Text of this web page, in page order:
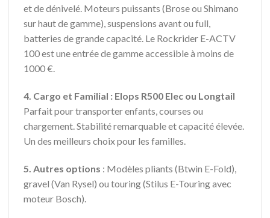
et de dénivelé. Moteurs puissants (Brose ou Shimano
sur haut de gamme), suspensions avant ou full,
batteries de grande capacité. Le Rockrider E-ACTV
100 est une entrée de gamme accessible à moins de
1000 €.
4. Cargo et Familial : Elops R500 Elec ou Longtail
Parfait pour transporter enfants, courses ou
chargement. Stabilité remarquable et capacité élevée.
Un des meilleurs choix pour les familles.
5. Autres options : Modèles pliants (Btwin E-Fold),
gravel (Van Rysel) ou touring (Stilus E-Touring avec
moteur Bosch).